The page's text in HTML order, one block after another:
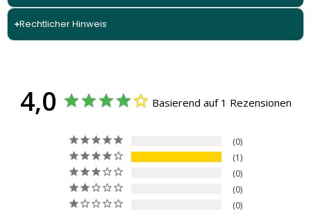
Rechtlicher Hinweis
4,0 Basierend auf 1 Rezensionen
0
1
0
0
0